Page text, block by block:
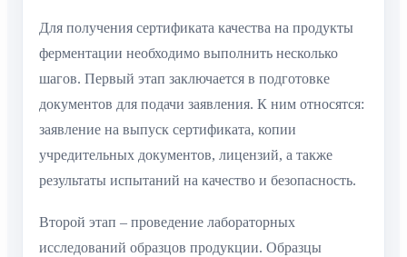
Для получения сертификата качества на продукты
ферментации необходимо выполнить несколько
шагов. Первый этап заключается в подготовке
документов для подачи заявления. К ним относятся:
заявление на выпуск сертификата, копии
учредительных документов, лицензий, а также
результаты испытаний на качество и безопасность.
Второй этап – проведение лабораторных
исследований образцов продукции. Образцы